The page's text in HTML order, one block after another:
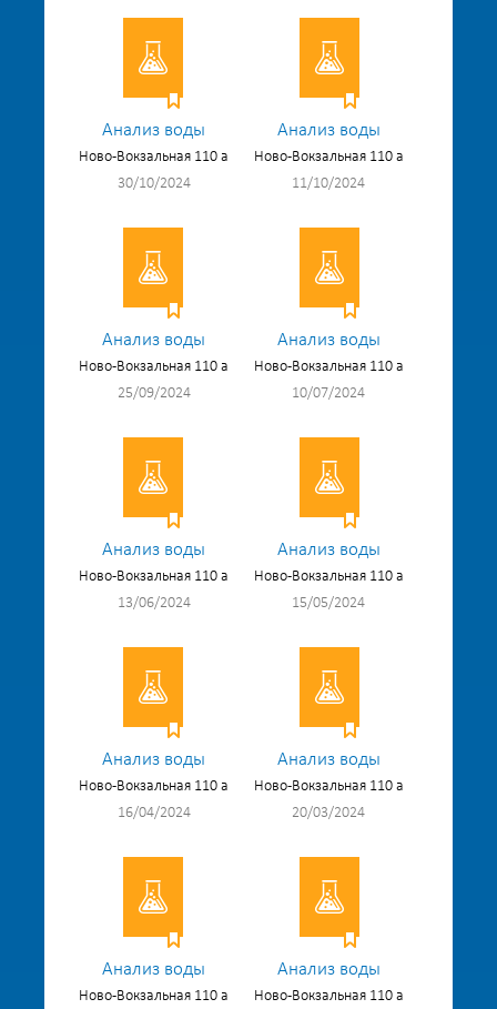
Анализ воды
Ново-Вокзальная 110 а
30/10/2024
Анализ воды
Ново-Вокзальная 110 а
11/10/2024
Анализ воды
Ново-Вокзальная 110 а
25/09/2024
Анализ воды
Ново-Вокзальная 110 а
10/07/2024
Анализ воды
Ново-Вокзальная 110 а
13/06/2024
Анализ воды
Ново-Вокзальная 110 а
15/05/2024
Анализ воды
Ново-Вокзальная 110 а
16/04/2024
Анализ воды
Ново-Вокзальная 110 а
20/03/2024
Анализ воды
Ново-Вокзальная 110 а
Анализ воды
Ново-Вокзальная 110 а